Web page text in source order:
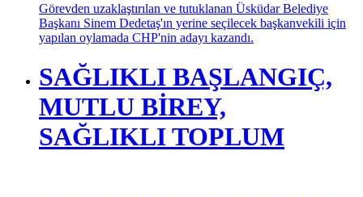
Görevden uzaklaştırılan ve tutuklanan Üsküdar Belediye
Başkanı Sinem Dedetaş'ın yerine seçilecek başkanvekili için
yapılan oylamada CHP'nin adayı kazandı.
SAĞLIKLI BAŞLANGIÇ,
MUTLU BİREY,
SAĞLIKLI TOPLUM